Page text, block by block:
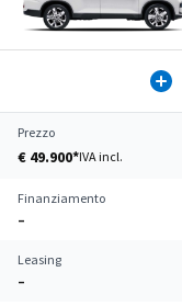
Prezzo
€ 49.900*IVA incl.
Finanziamento
–
Leasing
–